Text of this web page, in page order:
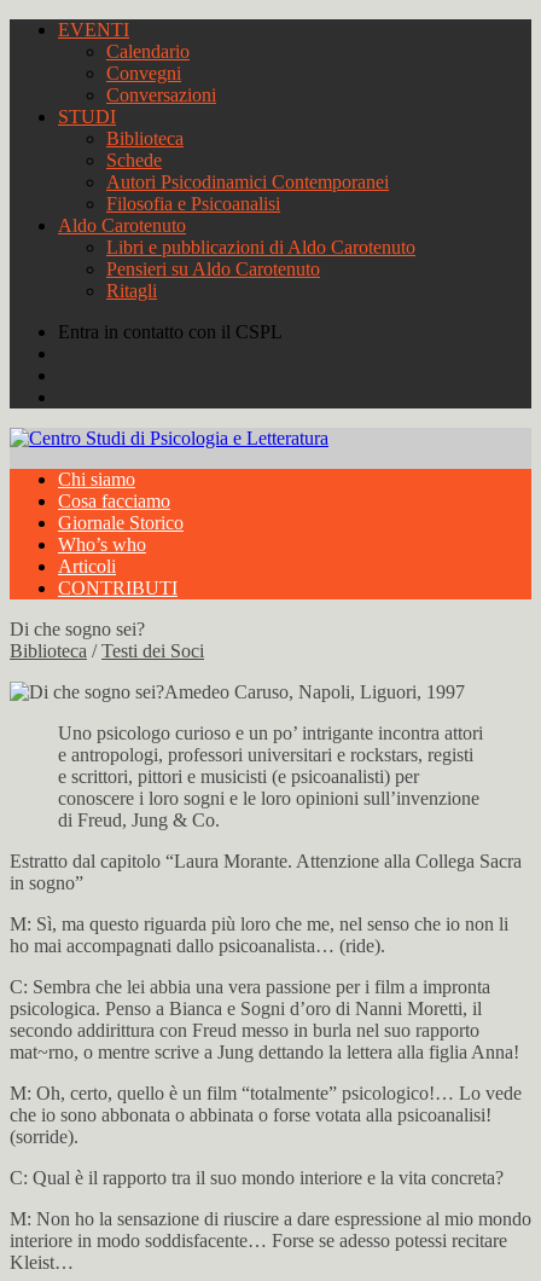
EVENTI
Calendario
Convegni
Conversazioni
STUDI
Biblioteca
Schede
Autori Psicodinamici Contemporanei
Filosofia e Psicoanalisi
Aldo Carotenuto
Libri e pubblicazioni di Aldo Carotenuto
Pensieri su Aldo Carotenuto
Ritagli
Entra in contatto con il CSPL
Chi siamo
Cosa facciamo
Giornale Storico
Who’s who
Articoli
CONTRIBUTI
Di che sogno sei?
Biblioteca /Testi dei Soci
Amedeo Caruso, Napoli, Liguori, 1997
Uno psicologo curioso e un po’ intrigante incontra attori
e antropologi, professori universitari e rockstars, registi
e scrittori, pittori e musicisti (e psicoanalisti) per
conoscere i loro sogni e le loro opinioni sull’invenzione
di Freud, Jung & Co.
Estratto dal capitolo “Laura Morante. Attenzione alla Collega Sacra
in sogno”
M: Sì, ma questo riguarda più loro che me, nel senso che io non li
ho mai accompagnati dallo psicoanalista… (ride).
C: Sembra che lei abbia una vera passione per i film a impronta
psicologica. Penso a Bianca e Sogni d’oro di Nanni Moretti, il
secondo addirittura con Freud messo in burla nel suo rapporto
mat~rno, o mentre scrive a Jung dettando la lettera alla figlia Anna!
M: Oh, certo, quello è un film “totalmente” psicologico!… Lo vede
che io sono abbonata o abbinata o forse votata alla psicoanalisi!
(sorride).
C: Qual è il rapporto tra il suo mondo interiore e la vita concreta?
M: Non ho la sensazione di riuscire a dare espressione al mio mondo
interiore in modo soddisfacente… Forse se adesso potessi recitare
Kleist…